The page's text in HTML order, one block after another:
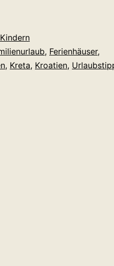
, Ferienhäuser,
, Kreta, Kroatien,